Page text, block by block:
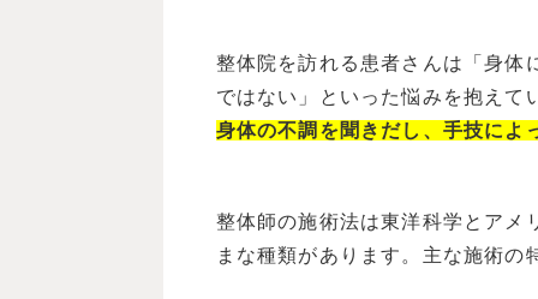
整体院を訪れる患者さんは「身体
ではない」といった悩みを抱えて
身体の不調を聞きだし、手技によ
整体師の施術法は東洋科学とアメ
まな種類があります。主な施術の